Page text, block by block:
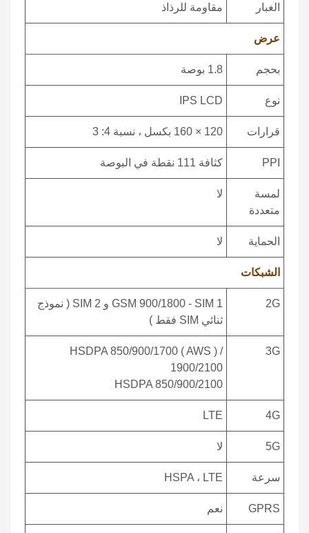
الغبار مقاومة للرذاذ
عرض
بحجم 1.8 بوصة
نوع IPS LCD
قرارات 120 × 160 بكسل ، نسبة 4: 3
PPI كثافة 111 نقطة في البوصة
لمسة
متعددة
لا
الحماية لا
الشبكات
2G
GSM 900/1800 - SIM 1 و SIM 2 ( نموذج
ثنائي SIM فقط )
3G
HSDPA 850/900/1700 ( AWS ) /
1900/2100
HSDPA 850/900/2100
4G
LTE
5G لا
سرعة HSPA ، LTE
GPRS نعم